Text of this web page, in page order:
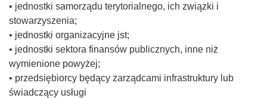
• jednostki samorządu terytorialnego, ich związki i
stowarzyszenia;
• jednostki organizacyjne jst;
• jednostki sektora finansów publicznych, inne niż
wymienione powyżej;
• przedsiębiorcy będący zarządcami infrastruktury lub
świadczący usługi